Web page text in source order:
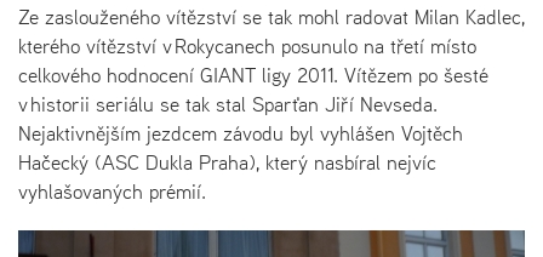
Ze zaslouženého vítězství se tak mohl radovat Milan Kadlec,
kterého vítězství v Rokycanech posunulo na třetí místo
celkového hodnocení GIANT ligy 2011. Vítězem po šesté
v historii seriálu se tak stal Sparťan Jiří Nevseda.
Nejaktivnějším jezdcem závodu byl vyhlášen Vojtěch
Hačecký (ASC Dukla Praha), který nasbíral nejvíc
vyhlašovaných prémií.